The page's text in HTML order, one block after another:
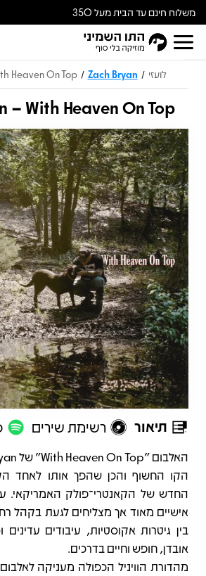
משלוח חינם עד הבית מעל 350
ש״ח
לועזי /
Zach Bryan
/
Heaven On Top
– With Heaven On Top
תיאור רשימת שירים
הקו החשוף והכן שהפך אותו לאחד
החדש של הקאנטרי־פולק האמריקאי.
אישיים מאוד אך מצליחים לגעת בקהל
בין גיטרות אקוסטיות, עיבודים
אובדן, חופש וחיים בדרכים.
מהדורת הוויניל הכפולה מעניקה